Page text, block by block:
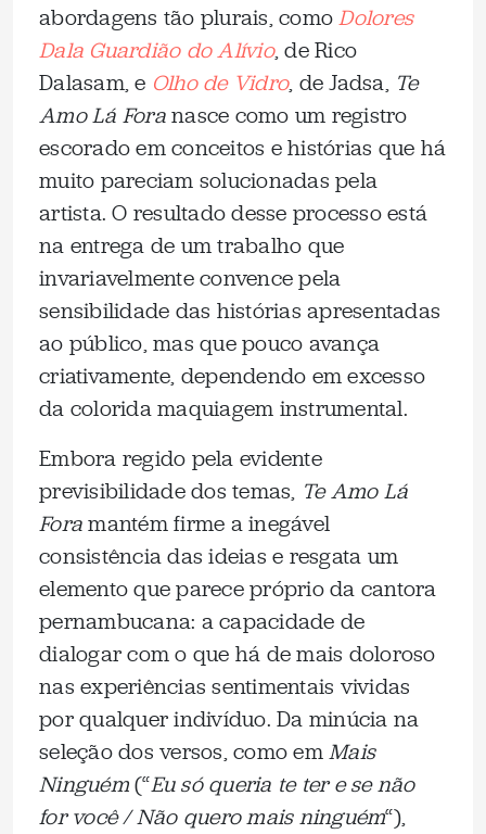
abordagens tão plurais, comoDolores
Dala Guardião do Alívio, de Rico
Dalasam, e Olho de Vidro, de Jadsa, Te
Amo Lá Foranasce como um registro
escorado em conceitos e histórias que há
muito pareciam solucionadas pela
artista. O resultado desse processo está
na entrega de um trabalho que
invariavelmente convence pela
sensibilidade das histórias apresentadas
ao público, mas que pouco avança
criativamente, dependendo em excesso
da colorida maquiagem instrumental.
Embora regido pela evidente
previsibilidade dos temas, Te Amo Lá
Foramantém firme a inegável
consistência das ideias e resgata um
elemento que parece próprio da cantora
pernambucana: a capacidade de
dialogar com o que há de mais doloroso
nas experiências sentimentais vividas
por qualquer indivíduo. Da minúcia na
seleção dos versos, como emMais
Ninguém(“Eu só queria te ter e se não
for você / Não quero mais ninguém“),